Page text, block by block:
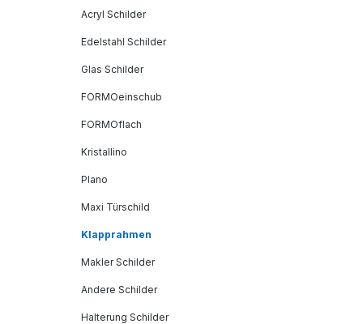
Acryl Schilder
Edelstahl Schilder
Glas Schilder
FORMOeinschub
FORMOflach
Kristallino
Plano
Maxi Türschild
Klapprahmen
Makler Schilder
Andere Schilder
Halterung Schilder